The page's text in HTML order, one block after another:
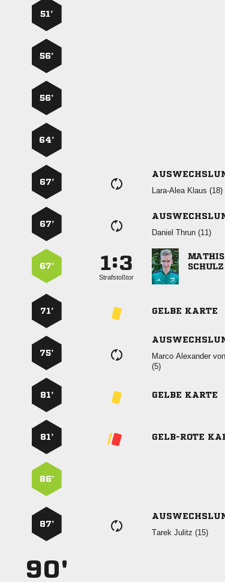
51’
56’
56’
64’
67’
  
67’
  
67’ :
Strafstoßtor


71’ GELBE KARTE
75’
 

81’ GELBE KARTE
81’ GELB-ROTE
86’
87’
  
90'